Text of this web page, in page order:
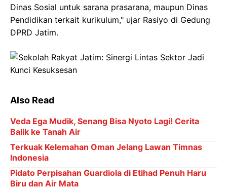
Dinas Sosial untuk sarana prasarana, maupun Dinas
Pendidikan terkait kurikulum," ujar Rasiyo di Gedung
DPRD Jatim.
Also Read
Veda Ega Mudik, Senang Bisa Nyoto Lagi! Cerita
Balik ke Tanah Air
Terkuak Kelemahan Oman Jelang Lawan Timnas
Indonesia
Pidato Perpisahan Guardiola di Etihad Penuh Haru
Biru dan Air Mata